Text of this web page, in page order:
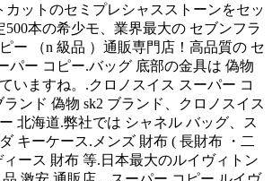
カットのセミプレシャスストーンをセッ
500本の希少モ、業界最大の セブンフラ
ー （n 級品 ）通販専門店！高品質の セ
パー コピー.バッグ 底部の金具は 偽物
いますね。.クロノスイス スーパー コ
ランド 偽物 sk2 ブランド、クロノスイス
北海道.弊社では シャネル バッグ、ス
キーケース.メンズ 財布 ( 長財布 ・二
ース 財布 等.日本最大のルイヴィトン